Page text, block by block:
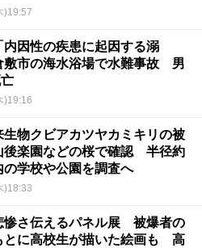
)19:57
内因性の疾患に起因する溺
市の海水浴場で水難事故 男
)19:16
生物クビアカツヤカミキリの被
楽園などの桜で確認 半径約
学校や公園を調査へ
)18:33
惨さ伝えるパネル展 被爆者の
とに高校生が描いた絵画も 高